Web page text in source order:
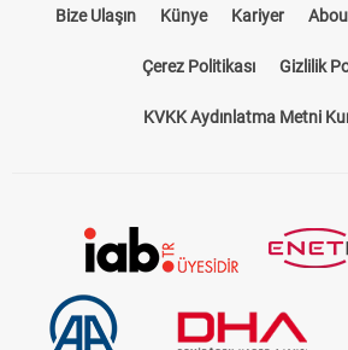
Bize Ulaşın Künye Kariyer
Çerez Politikası Gizlilik
KVKK Aydınlatma Metni